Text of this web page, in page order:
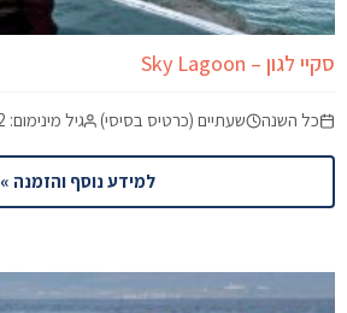
סקיי לגון – Sky Lagoon
כל השנה שעתיים (כרטיס בסיסי) גיל מינימום: 12
למידע נוסף והזמנה »